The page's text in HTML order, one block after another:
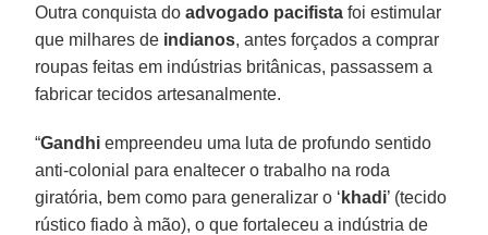
Outra conquista doadvogado pacifista foi estimular
que milhares de indianos, antes forçados a comprar
roupas feitas em indústrias britânicas, passassem a
fabricar tecidos artesanalmente.
“Gandhi empreendeu uma luta de profundo sentido
anti-colonial para enaltecer o trabalho na roda
giratória, bem como para generalizar o ‘ khadi’ (tecido
rústico fiado à mão), o que fortaleceu a indústria de